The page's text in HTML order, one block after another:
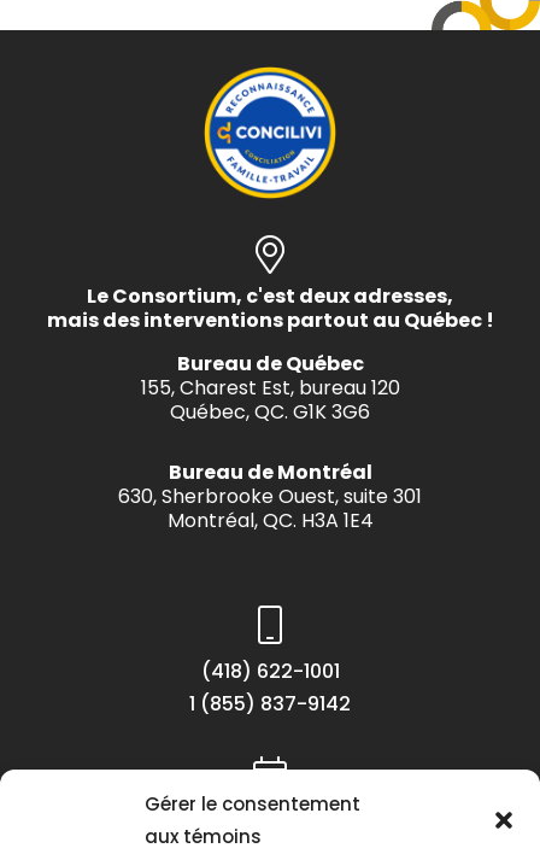
Gérer le consentement
aux témoins
Le Consortium, c'est deux adresses,
mais des interventions partout au Québec !
Bureau de Québec
155, Charest Est, bureau 120
Québec, QC. G1K 3G6
Bureau de Montréal
630, Sherbrooke Ouest, suite 301
Montréal, QC. H3A 1E4
(418) 622-1001
1 (855) 837-9142
Lundi au vendredi